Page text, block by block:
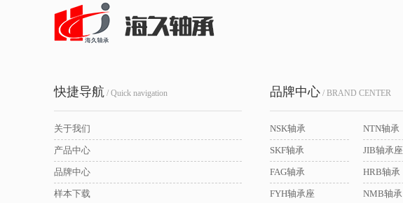
快捷导航 / Quick navigation
关于我们
产品中心
品牌中心
样本下载
品牌中心/ BRAND CENTER
NSK轴承 NTN轴承
SKF轴承 JIB轴承座
FAG轴承 HRB轴承
FYH轴承座 NMB轴承